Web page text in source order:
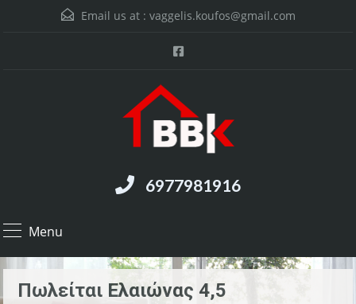
Email us at : vaggelis.koufos@gmail.com
6977981916
Menu
Πωλείται Ελαιώνας 4,5